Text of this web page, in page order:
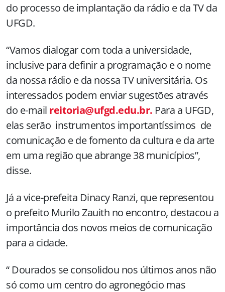
do processo de implantação da rádio e da TV da
UFGD.
“Vamos dialogar com toda a universidade,
inclusive para definir a programação e o nome
da nossa rádio e da nossa TV universitária. Os
interessados podem enviar sugestões através
do e-mail reitoria@ufgd.edu.br. Para a UFGD,
elas serão instrumentos importantíssimos de
comunicação e de fomento da cultura e da arte
em uma região que abrange 38 municípios”,
disse.
Já a vice-prefeita Dinacy Ranzi, que representou
o prefeito Murilo Zauith no encontro, destacou a
importância dos novos meios de comunicação
para a cidade.
“ Dourados se consolidou nos últimos anos não
só como um centro do agronegócio mas